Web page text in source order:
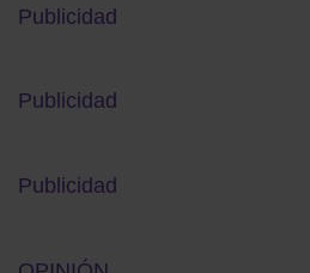
Publicidad
Publicidad
Publicidad